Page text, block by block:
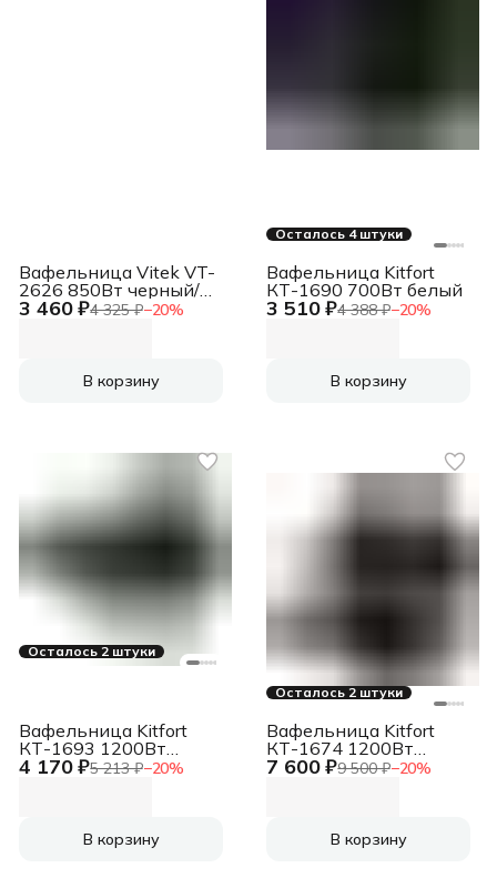
3 460 ₽4 325 ₽−20%
Вафельница Vitek VT-
2626 850Вт черный/
серебристый
В корзину
Осталось 4 штуки
3 510 ₽4 388 ₽−20%
Вафельница Kitfort
КТ-1690 700Вт белый
В корзину
Осталось 2 штуки
4 170 ₽5 213 ₽−20%
Вафельница Kitfort
КТ-1693 1200Вт
мятный
В корзину
Осталось 2 штуки
7 600 ₽9 500 ₽−20%
Вафельница Kitfort
КТ-1674 1200Вт
черный/серебристый
В корзину